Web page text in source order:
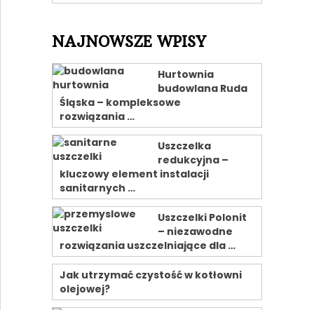
NAJNOWSZE WPISY
Hurtownia
budowlana Ruda
Śląska – kompleksowe
rozwiązania …
Uszczelka
redukcyjna –
kluczowy element instalacji
sanitarnych …
Uszczelki Polonit
– niezawodne
rozwiązania uszczelniające dla …
Jak utrzymać czystość w kotłowni
olejowej?